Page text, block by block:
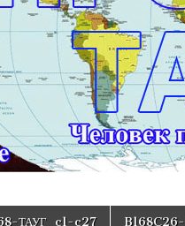
ТАУГ_c1-c27 B168C26-